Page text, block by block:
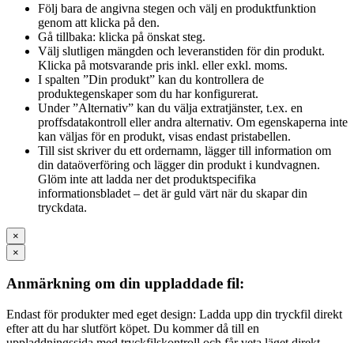
Följ bara de angivna stegen och välj en produktfunktion
genom att klicka på den.
Gå tillbaka: klicka på önskat steg.
Välj slutligen mängden och leveranstiden för din produkt.
Klicka på motsvarande pris inkl. eller exkl. moms.
I spalten ”Din produkt” kan du kontrollera de
produktegenskaper som du har konfigurerat.
Under ”Alternativ” kan du välja extratjänster, t.ex. en
proffsdatakontroll eller andra alternativ. Om egenskaperna inte
kan väljas för en produkt, visas endast pristabellen.
Till sist skriver du ett ordernamn, lägger till information om
din dataöverföring och lägger din produkt i kundvagnen.
Glöm inte att ladda ner det produktspecifika
informationsbladet – det är guld värt när du skapar din
tryckdata.
×
×
Anmärkning om din uppladdade fil:
Endast för produkter med eget design: Ladda upp din tryckfil direkt
efter att du har slutfört köpet. Du kommer då till en